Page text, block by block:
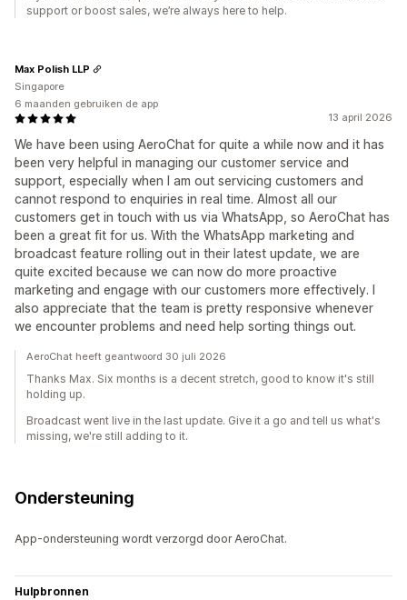
support or boost sales, we’re always here to help.
13 april 2026
We have been using AeroChat for quite a while now and it has
been very helpful in managing our customer service and
support, especially when I am out servicing customers and
cannot respond to enquiries in real time. Almost all our
customers get in touch with us via WhatsApp, so AeroChat has
been a great fit for us. With the WhatsApp marketing and
broadcast feature rolling out in their latest update, we are
quite excited because we can now do more proactive
marketing and engage with our customers more effectively. I
also appreciate that the team is pretty responsive whenever
we encounter problems and need help sorting things out.
Max Polish LLP
Singapore
6 maanden gebruiken de app
AeroChat heeft geantwoord 30 juli 2026
Thanks Max. Six months is a decent stretch, good to know it's still
holding up.
Broadcast went live in the last update. Give it a go and tell us what's
missing, we're still adding to it.
Ondersteuning
App-ondersteuning wordt verzorgd door AeroChat.
Hulpbronnen